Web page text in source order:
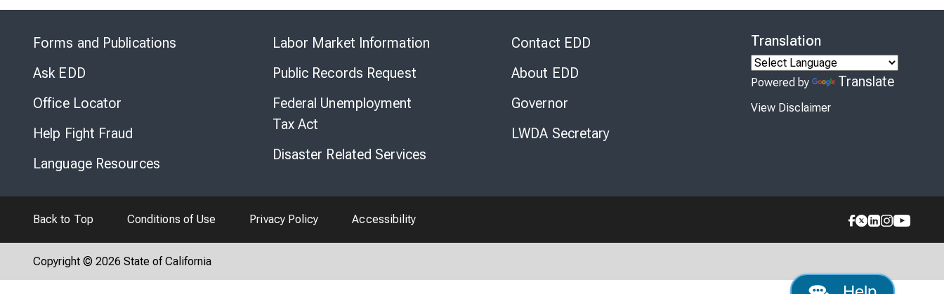
Forms and Publications
Ask EDD
Office Locator
Help Fight Fraud
Language Resources
Labor Market Information
Public Records Request
Federal Unemployment
Tax Act
Disaster Related Services
Contact EDD
About EDD
Governor
LWDA Secretary
Translation
Powered by Translate
View Disclaimer
Back to Top Conditions of Use Privacy Policy Accessibility
Copyright © 2026 State of California